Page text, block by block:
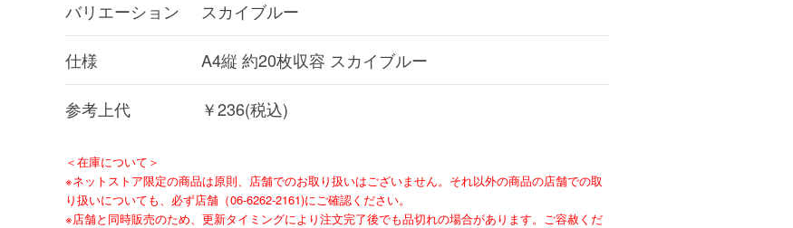
バリエーション スカイブルー
仕様 A4縦 約20枚収容 スカイブルー
参考上代 ￥236(税込)
＜在庫について＞
※ネットストア限定の商品は原則、店舗でのお取り扱いはございません。それ以外の商品の店舗での取
り扱いについても、必ず店舗（06-6262-2161)にご確認ください。
※店舗と同時販売のため、更新タイミングにより注文完了後でも品切れの場合があります。ご容赦くだ